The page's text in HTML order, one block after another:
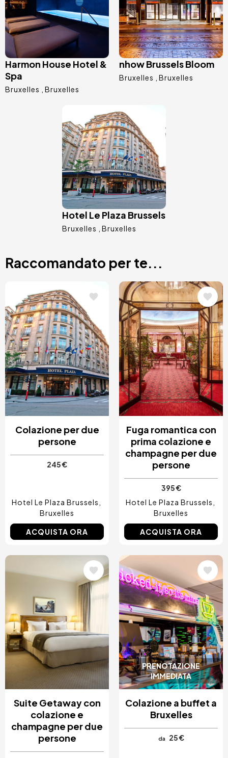
Harmon House Hotel &
Spa
Bruxelles Bruxelles
nhow Brussels Bloom
Bruxelles Bruxelles
Immagine
Hotel Le Plaza Brussels
Bruxelles Bruxelles
Raccomandato per te...
Immagine
Colazione per due
persone
245 €
Hotel Le Plaza Brussels
Bruxelles
ACQUISTA ORA
Immagine
Fuga romantica con
prima colazione e
champagne per due
persone
395 €
Hotel Le Plaza Brussels
Bruxelles
ACQUISTA ORA
Immagine
Suite Getaway con
colazione e
champagne per due
persone
PRENOTAZIONE
IMMEDIATA
Immagine
Colazione a buffet a
Bruxelles
da 25 €